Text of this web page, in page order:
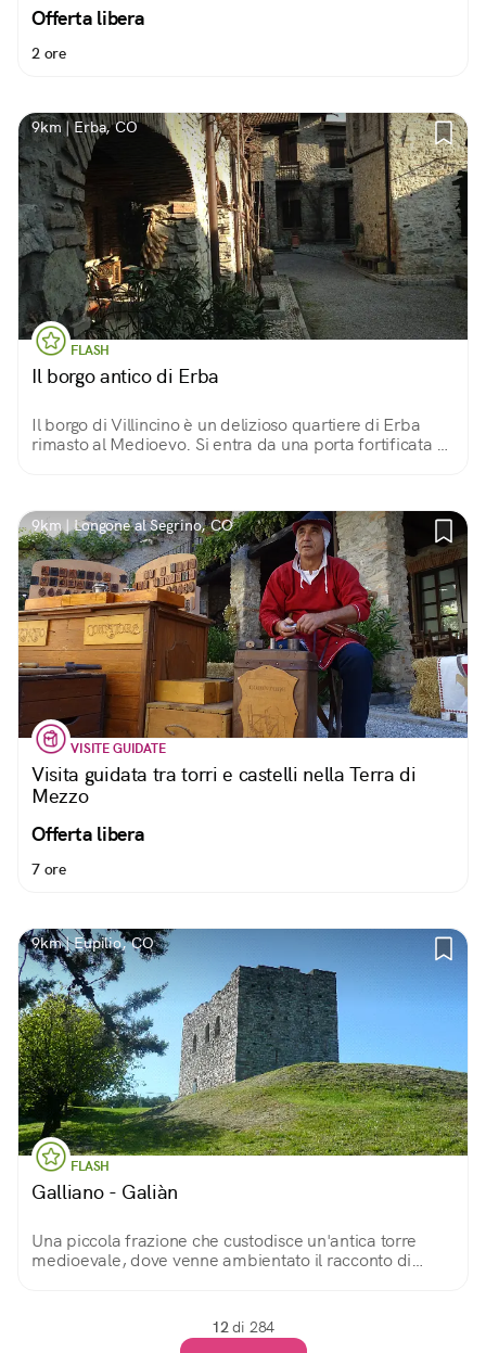
Offerta libera
2 ore
9km | Erba, CO
FLASH
Il borgo antico di Erba
Il borgo di Villincino è un delizioso quartiere di Erba
rimasto al Medioevo. Si entra da una porta fortificata e
9km | Longone al Segrino, CO
VISITE GUIDATE
Visita guidata tra torri e castelli nella Terra di
Mezzo
Offerta libera
7 ore
9km | Eupilio, CO
FLASH
Galliano - Galiàn
Una piccola frazione che custodisce un'antica torre
medioevale, dove venne ambientato il racconto di
12di 284